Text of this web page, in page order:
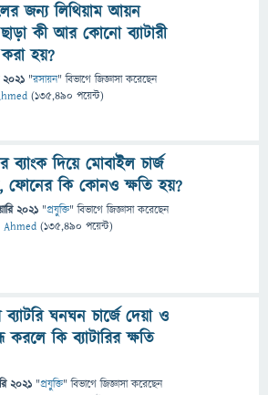
জন্য লিথিয়াম আয়ন
ছাড়া কী আর কোনো ব্যাটারী
করা হয়?
2021 "রসায়ন" বিভাগে জিজ্ঞাসাকরেছেন
(135,490 পয়েন্ট)
ব্যাংক দিয়ে মোবাইল চার্জ
ফোনের কি কোনও ক্ষতি হয়?
2021 "প্রযুক্তি" বিভাগে জিজ্ঞাসাকরেছেন
Ahmed (135,490 পয়েন্ট)
ঘনঘন চার্জে দেয়া ও
করলে কি ব্যাটারির ক্ষতি
2021 "প্রযুক্তি" বিভাগে জিজ্ঞাসাকরেছেন